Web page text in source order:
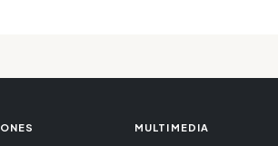
MULTIMEDIA